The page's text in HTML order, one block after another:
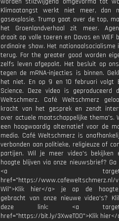
Klimaatangst werkt niet meer, dan
gasexplosie. Trump gaat over de top,
het Groenlandverhaal zit meer.
draait op volle toeren en Davos en WEF
ordinaire show. Het nationaalsocialisme
terug. For the greater good worden
zelfs leven afgepakt. Het besluit op
tegen de mRNA-injecties is binnen.
het niet. En op 9 en 10 februari volgt
Science. Deze video is geproduceerd
Weltschmerz. Café Weltschmerz
kracht van het gesprek en zendt
over actuele maatschappelijke thema's.
een hoogwaardig alternatief voor de
media. Café Weltschmerz is
verbonden aan politieke, religieuze of
partijen. Wil je meer video's bekijken
hoogte blijven via onze nieuwsbrief? Ga
<a
href="https://www.cafeweltschmerz.nl/
Wil">Klik hier</a> je op de
gebracht van onze nieuwe video's?
deze link: <a
href="https://bit.ly/3XweTO0">Klik hier</